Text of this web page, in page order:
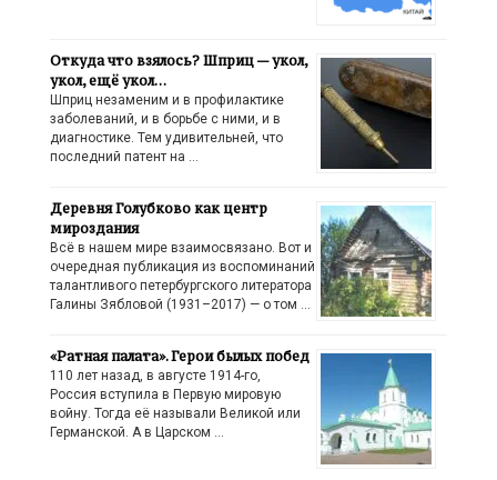
Откуда что взялось? Шприц — укол,
укол, ещё укол…
Шприц незаменим и в профилактике
заболеваний, и в борьбе с ними, и в
диагностике. Тем удивительней, что
последний патент на …
Деревня Голубково как центр
мироздания
Всё в нашем мире взаимосвязано. Вот и
очередная публикация из воспоминаний
талантливого петербургского литератора
Галины Зябловой (1931–2017) — о том …
«Ратная палата». Герои былых побед
110 лет назад, в августе 1914-го,
Россия вступила в Первую мировую
войну. Тогда её называли Великой или
Германской. А в Царском …